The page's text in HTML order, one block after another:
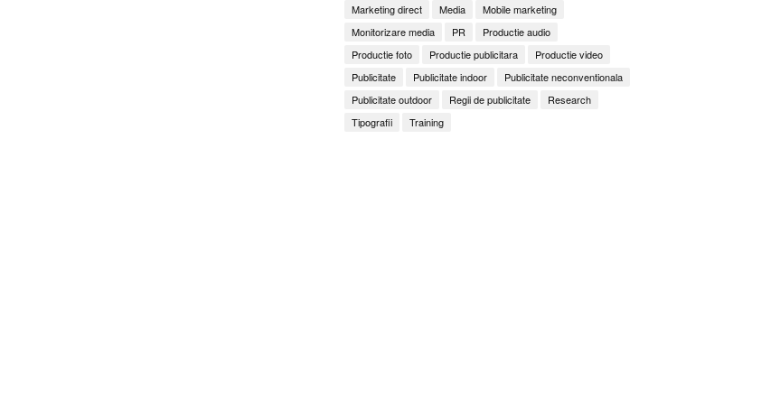
Marketing direct
Media
Mobile marketing
Monitorizare media
PR
Productie audio
Productie foto
Productie publicitara
Productie video
Publicitate
Publicitate indoor
Publicitate neconventionala
Publicitate outdoor
Regii de publicitate
Research
Tipografii
Training